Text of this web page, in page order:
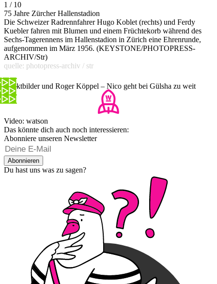
1 / 10
75 Jahre Zürcher Hallenstadion
Die Schweizer Radrennfahrer Hugo Koblet (rechts) und Ferdy
Kuebler fahren mit Blumen und einem Früchtekorb während des
Sechs-Tagerennens im Hallenstadion in Zürich eine Ehrenrunde,
aufgenommen im März 1956. (KEYSTONE/PHOTOPRESS-
ARCHIV/Str)
quelle: photopress-archiv / str
Nacktbilder und Roger Köppel – Nico geht bei Gülsha zu weit
Video: watson
Das könnte dich auch noch interessieren:
Abonniere unseren Newsletter
Abonnieren
Du hast uns was zu sagen?